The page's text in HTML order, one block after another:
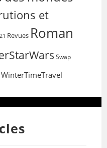
et
Revues Roman
Swap
WinterTimeTravel